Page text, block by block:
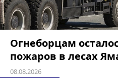
Огнеборцам
пожаров в лесах
08.08.2026